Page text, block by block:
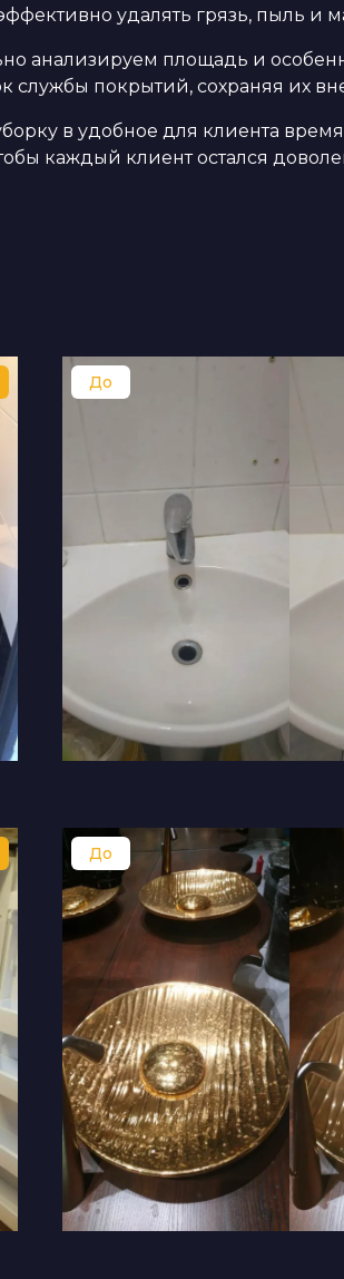
удалять грязь, пыль и
анализируем площадь и
службы покрытий, сохраняя их
в удобное для клиента
каждый клиент остался